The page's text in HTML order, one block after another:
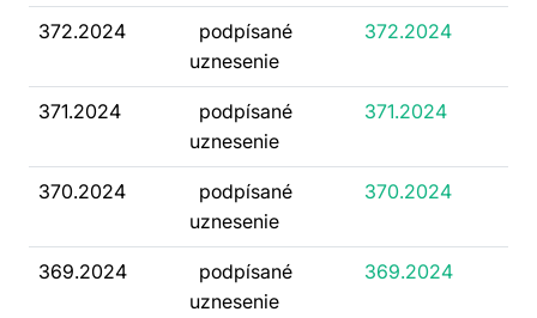
372.2024
podpísané
uznesenie
372.2024
371.2024
podpísané
uznesenie
371.2024
370.2024
podpísané
uznesenie
370.2024
369.2024
podpísané
uznesenie
369.2024